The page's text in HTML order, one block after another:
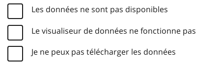
Les données ne sont pas disponibles
Le visualiseur de données ne fonctionne pas
Je ne peux pas télécharger les données